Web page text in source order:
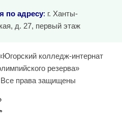
по адресу: г. Ханты-
д. 27, первый этаж
колледж-интернат
резерва»
Все права защищены